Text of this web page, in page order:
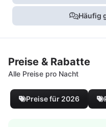
Häufig
Preise & Rabatte
Alle Preise pro Nacht
Preise für 2026